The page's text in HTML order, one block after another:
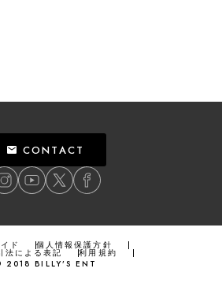
CONTACT
ド 個人情報保護方針
法による表記
利用規約
2018 BILLY’S ENT